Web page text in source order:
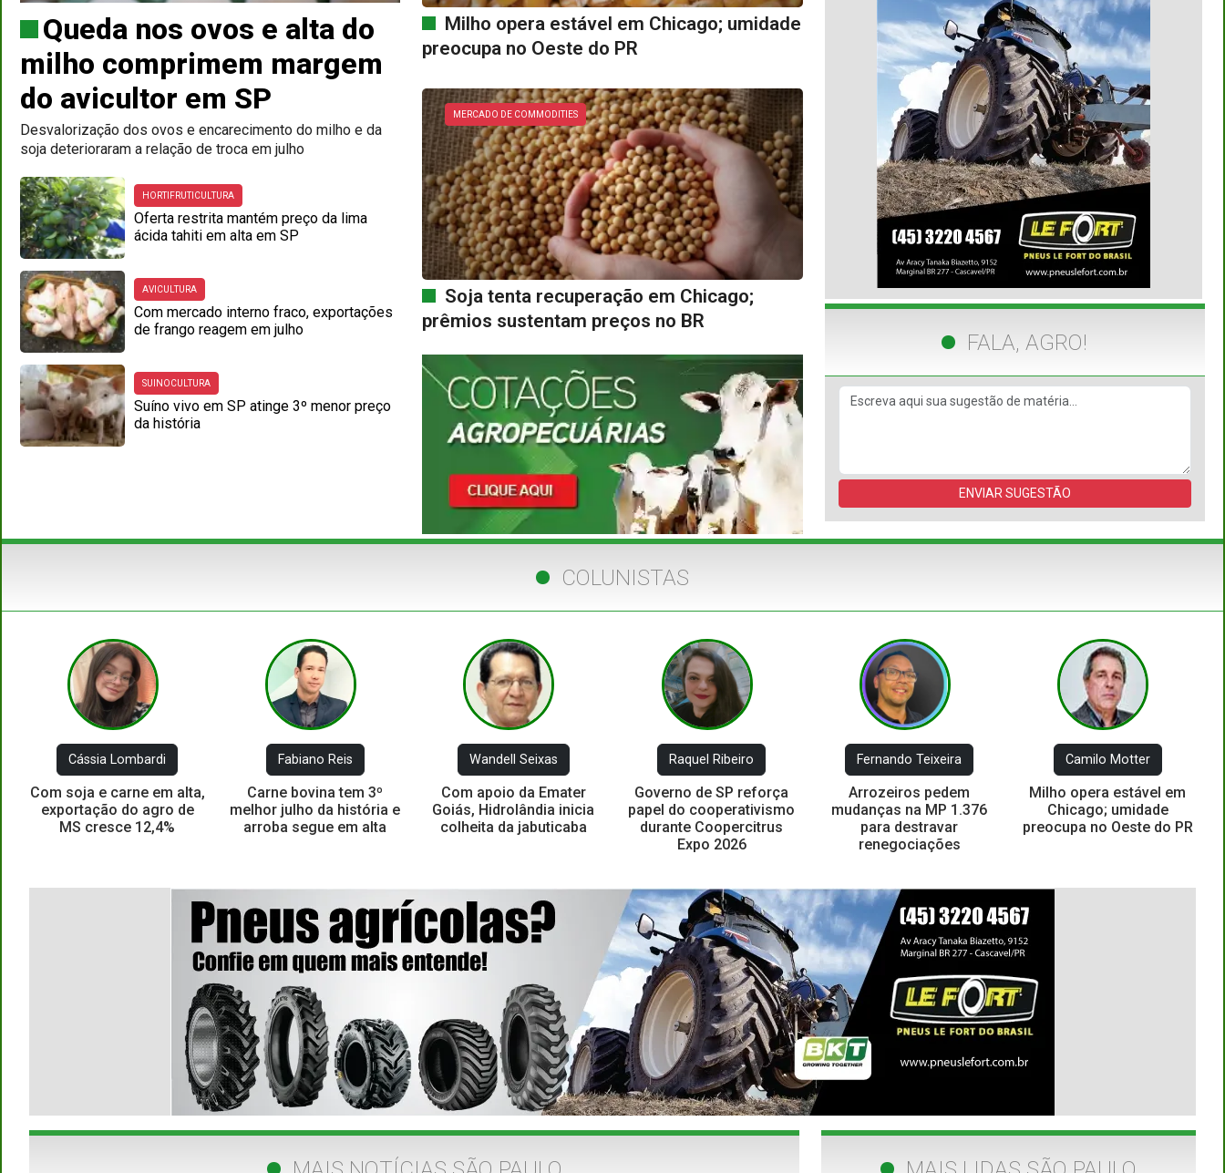
Queda nos ovos e alta do
milho comprimem margem
do avicultor em SP
Desvalorização dos ovos e encarecimento do milho e da
soja deterioraram a relação de troca em julho
HORTIFRUTICULTURA
Oferta restrita mantém preço da lima
ácida tahiti em alta em SP
AVICULTURA
Com mercado interno fraco, exportações
de frango reagem em julho
SUINOCULTURA
Suíno vivo em SP atinge 3º menor preço
da história
Milho opera estável em Chicago; umidade
preocupa no Oeste do PR
MERCADO DE COMMODITIES
Soja tenta recuperação em Chicago;
prêmios sustentam preços no BR
FALA, AGRO!
ENVIAR SUGESTÃO
COLUNISTAS
Cássia Lombardi
Com soja e carne em alta,
exportação do agro de
MS cresce 12,4%
Fabiano Reis
Carne bovina tem 3º
melhor julho da história e
arroba segue em alta
Wandell Seixas
Com apoio da Emater
Goiás, Hidrolândia inicia
colheita da jabuticaba
Raquel Ribeiro
Governo de SP reforça
papel do cooperativismo
durante Coopercitrus
Expo 2026
Fernando Teixeira
Arrozeiros pedem
mudanças na MP 1.376
para destravar
renegociações
Camilo Motter
Milho opera estável em
Chicago; umidade
preocupa no Oeste do PR